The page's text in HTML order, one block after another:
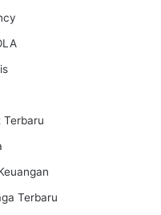
Terbaru
Terbaru